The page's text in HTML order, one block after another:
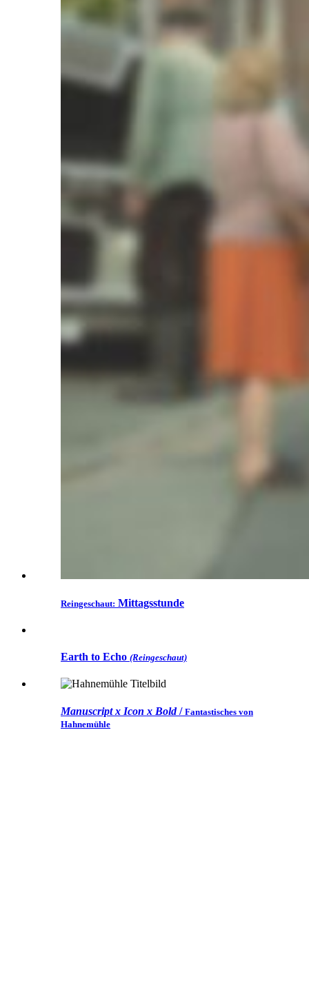
Reingeschaut: Mittagsstunde
Earth to Echo (Reingeschaut)
Manuscript x Icon x Bold/ Fantastisches von
Hahnemühle